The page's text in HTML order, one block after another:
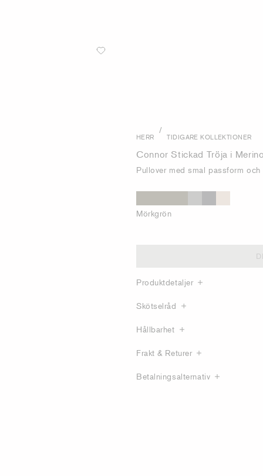
HERR
/
TIDIGARE KOLLEKTIONER
Connor Stickad Tröja i
Pullover med smal passform
Mörkgrön
Produktdetaljer
Skötselråd
Hållbarhet
Frakt & Returer
Betalningsalternativ